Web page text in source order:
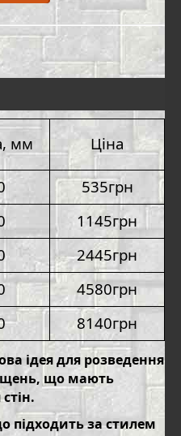
мм Ціна
535грн
1145грн
2445грн
4580грн
8140грн
ідея для розведення
що мають
підходить за стилем